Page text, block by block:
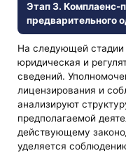
Этап 3. Комплаенс-
предварительного
На следующей стадии
юридическая и
сведений.
лицензирования и
анализируют
предполагаемой
действующему
уделяется